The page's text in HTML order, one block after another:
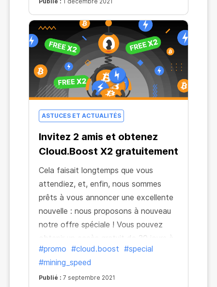
ASTUCES ET ACTUALITÉS
Invitez 2 amis et obtenez
Cloud.Boost X2 gratuitement
Cela faisait longtemps que vous
attendiez, et, enfin, nous sommes
prêts à vous annoncer une excellente
nouvelle : nous proposons à nouveau
notre offre spéciale ! Vous pouvez
obtenir un accès gratuit de 30 jours à
Cloud.Boost ×2 en invitant de
nouveaux utilisateurs à installer le
navigateur CryptoTab. C'est une
#promo #cloud.boost #special
#mining_speed
Publié : 7 septembre 2021